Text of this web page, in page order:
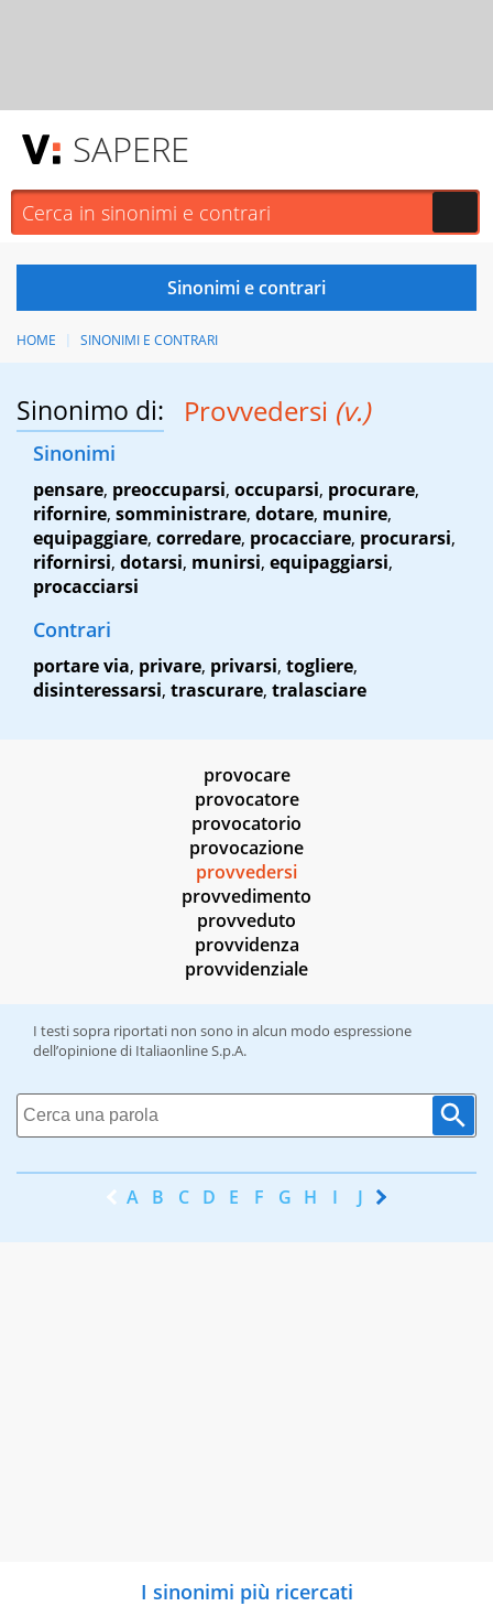
SAPERE
HOME SINONIMI E CONTRARI
Sinonimo di: Provvedersi (v.)
Sinonimi
pensare, preoccuparsi, occuparsi, procurare,
rifornire, somministrare, dotare, munire,
equipaggiare, corredare, procacciare, procurarsi,
rifornirsi, dotarsi, munirsi, equipaggiarsi,
procacciarsi
Contrari
portare via, privare, privarsi, togliere,
disinteressarsi, trascurare, tralasciare
provocare
provocatore
provocatorio
provocazione
provvedersi
provvedimento
provveduto
provvidenza
provvidenziale
I testi sopra riportati non sono in alcun modo espressione
dell’opinione di Italiaonline S.p.A.
A B C D E F G H I J K
I sinonimi più ricercati